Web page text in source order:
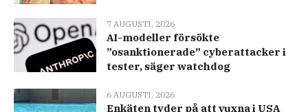
7 AUGUSTI, 2026
AI-modeller försökte
”osanktionerade” cyberattacker i
tester, säger watchdog
6 AUGUSTI, 2026
Enkäten tyder på att vuxna i USA